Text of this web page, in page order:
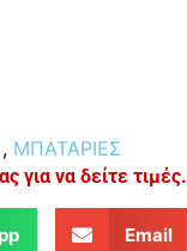
, ΜΠΑΤΑΡΙΕΣ
για να δείτε τιμές.
Email